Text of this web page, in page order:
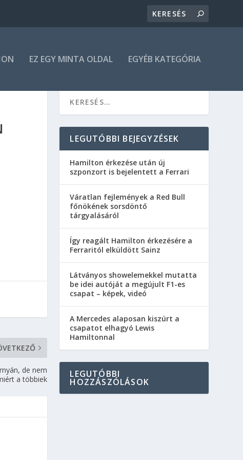
EZ EGY MINTA OLDAL EGYÉB KATEGÓRIA
de nem
a többiek
LEGUTÓBBI BEJEGYZÉSEK
Hamilton érkezése után új
szponzort is bejelentett a Ferrari
Váratlan fejlemények a Red Bull
főnökének sorsdöntő
tárgyalásáról
Így reagált Hamilton érkezésére a
Ferraritól elküldött Sainz
Látványos showelemekkel mutatta
be idei autóját a megújult F1-es
csapat – képek, videó
A Mercedes alaposan kiszúrt a
csapatot elhagyó Lewis
Hamiltonnal
LEGUTÓBBI
HOZZÁSZÓLÁSOK